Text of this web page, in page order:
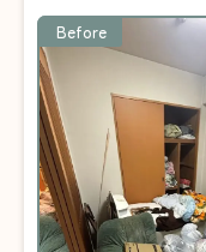
Before